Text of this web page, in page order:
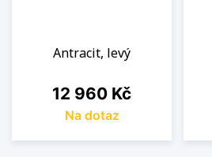
Antracit, levý
Cena
12 960 Kč
Na dotaz